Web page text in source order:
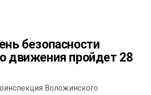
безопасности
движения пройдет 28
Воложинского